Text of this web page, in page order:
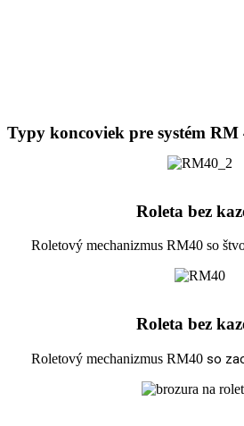
Typy koncoviek pre systém RM
Roleta bez
Roletový mechanizmus RM40 so
Roleta bez
Roletový mechanizmus RM40 so